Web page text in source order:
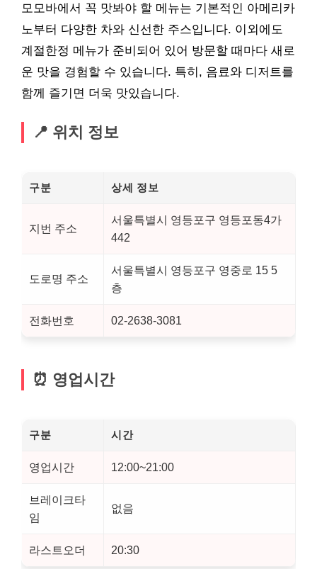
모모바에서 꼭 맛봐야 할 메뉴는 기본적인 아메리카
노부터 다양한 차와 신선한 주스입니다. 이외에도
계절한정 메뉴가 준비되어 있어 방문할 때마다 새로
운 맛을 경험할 수 있습니다. 특히, 음료와 디저트를
함께 즐기면 더욱 맛있습니다.
📍 위치 정보
구분 상세 정보
지번 주소
서울특별시 영등포구 영등포동4가
442
도로명 주소
서울특별시 영등포구 영중로 15 5
층
전화번호 02-2638-3081
⏰ 영업시간
구분 시간
영업시간 12:00~21:00
브레이크타
임
없음
라스트오더 20:30